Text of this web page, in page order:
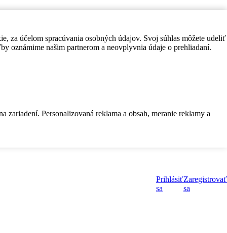
za účelom spracúvania osobných údajov. Svoj súhlas môžete udeliť
oznámime našim partnerom a neovplyvnia údaje o prehliadaní.
Personalizovaná reklama a obsah, meranie reklamy a
Prihlásiť
sa
Zaregistrovať
sa